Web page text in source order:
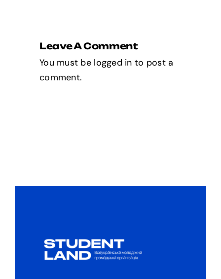
Leave A Comment
You must be logged in to post a
comment.